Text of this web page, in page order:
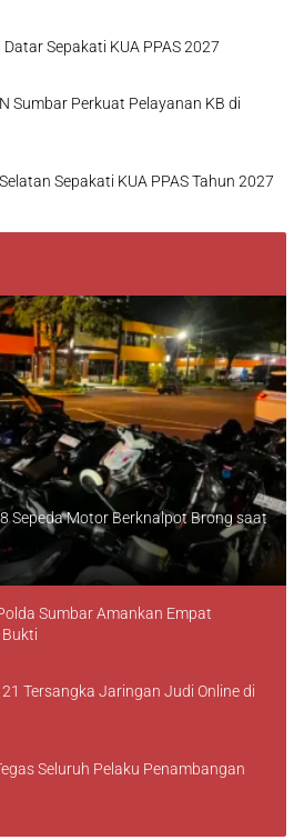
Sepakati KUA PPAS 2027
Sumbar Perkuat Pelayanan KB di
Sepakati KUA PPAS Tahun 2027
Sepeda Motor Berknalpot Brong saat
Sumbar Amankan Empat
Tersangka Jaringan Judi Online di
Seluruh Pelaku Penambangan